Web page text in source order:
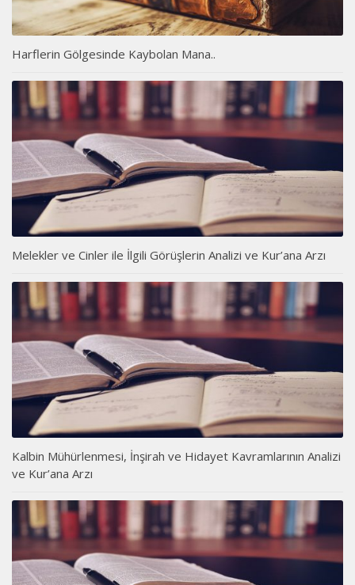
Harflerin Gölgesinde Kaybolan Mana..
Melekler ve Cinler ile İlgili Görüşlerin Analizi ve Kur’ana Arzı
Kalbin Mühürlenmesi, İnşirah ve Hidayet Kavramlarının Analizi
ve Kur’ana Arzı